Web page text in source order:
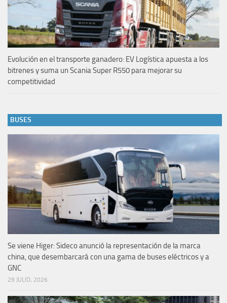
Evolución en el transporte ganadero: EV Logística apuesta a los
bitrenes y suma un Scania Super R550 para mejorar su
competitividad
BUSES
Se viene Higer: Sideco anunció la representación de la marca
china, que desembarcará con una gama de buses eléctricos y a
GNC
29 JULIO, 2026